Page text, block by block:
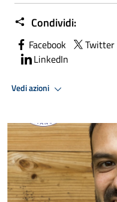
Condividi:
Facebook Twitter
LinkedIn
Vedi azioni